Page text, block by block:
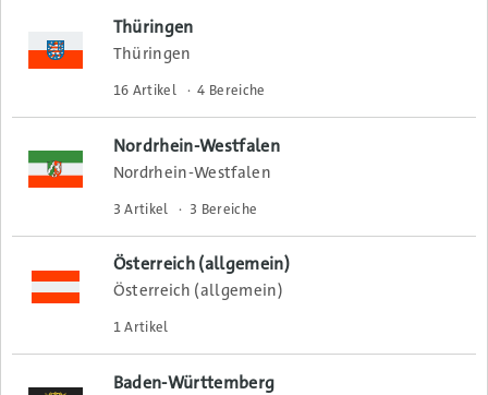
Thüringen
Thüringen
16 Artikel 4 Bereiche
Nordrhein-Westfalen
Nordrhein-Westfalen
3 Artikel 3 Bereiche
Österreich (allgemein)
Österreich (allgemein)
1 Artikel
Baden-Württemberg